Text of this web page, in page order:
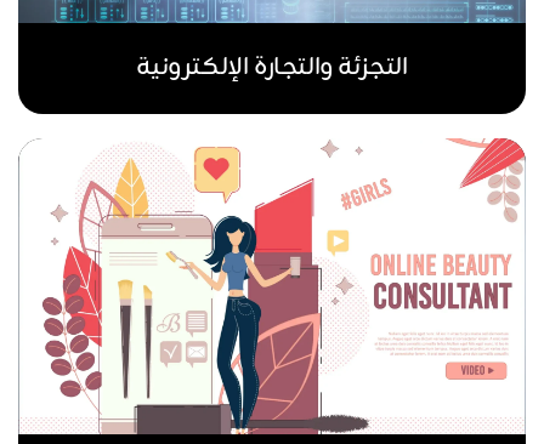
التجزئة والتجارة الإلكترونية